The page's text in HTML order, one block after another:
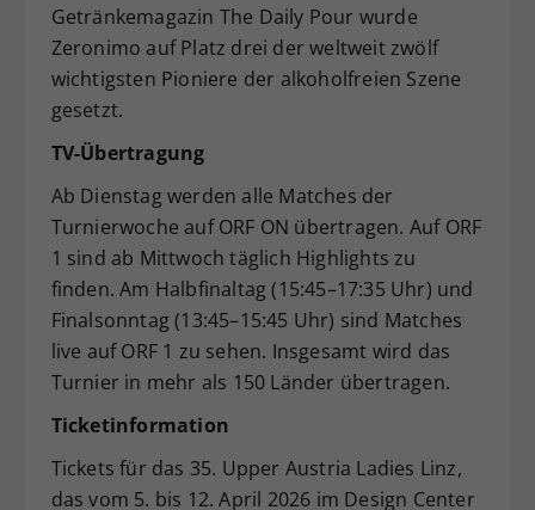
Getränkemagazin The Daily Pour wurde
Zeronimo auf Platz drei der weltweit zwölf
wichtigsten Pioniere der alkoholfreien Szene
gesetzt.
TV-Übertragung
Ab Dienstag werden alle Matches der
Turnierwoche auf ORF ON übertragen. Auf ORF
1 sind ab Mittwoch täglich Highlights zu
finden. Am Halbfinaltag (15:45–17:35 Uhr) und
Finalsonntag (13:45–15:45 Uhr) sind Matches
live auf ORF 1 zu sehen. Insgesamt wird das
Turnier in mehr als 150 Länder übertragen.
Ticketinformation
Tickets für das 35. Upper Austria Ladies Linz,
das vom 5. bis 12. April 2026 im Design Center